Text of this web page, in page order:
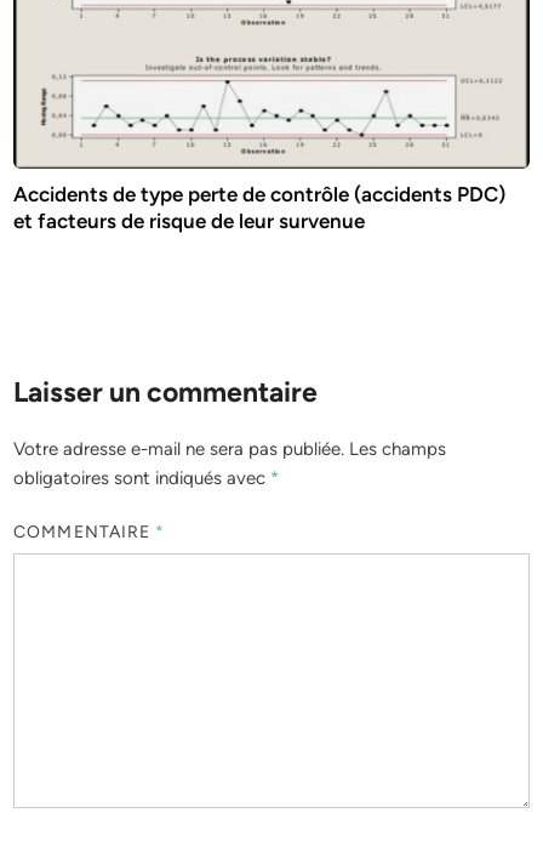
Accidents de type perte de contrôle (accidents PDC)
et facteurs de risque de leur survenue
Laisser un commentaire
Votre adresse e-mail ne sera pas publiée. Les champs
obligatoires sont indiqués avec *
COMMENTAIRE *